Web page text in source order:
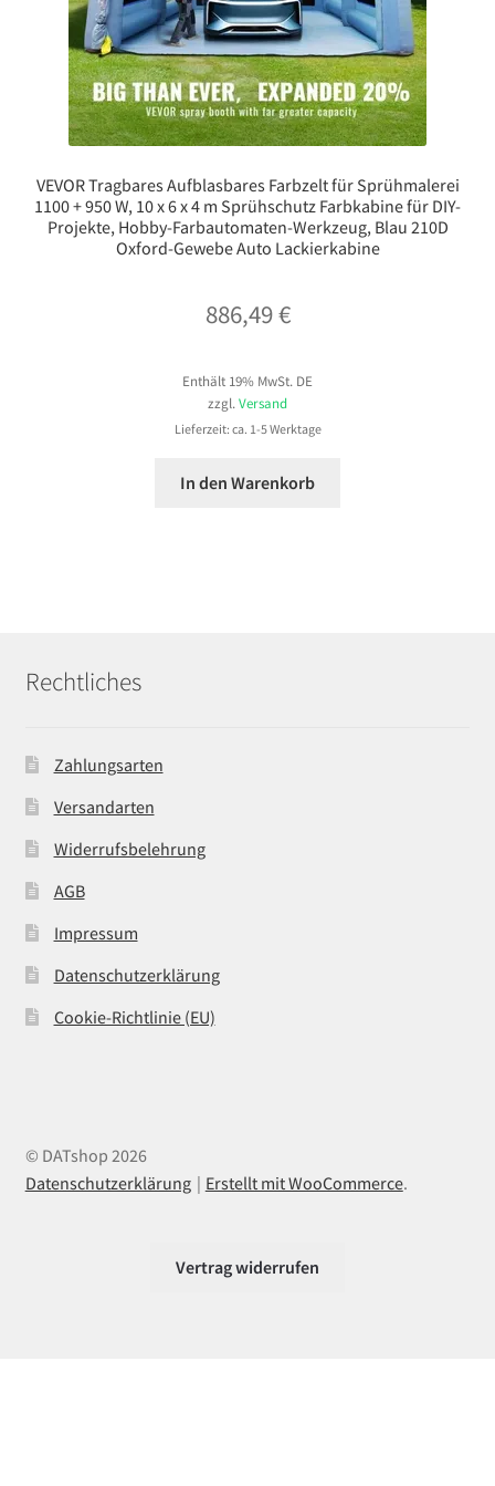
VEVOR Tragbares Aufblasbares Farbzelt für Sprühmalerei
1100 + 950 W, 10 x 6 x 4 m Sprühschutz Farbkabine für DIY-
Projekte, Hobby-Farbautomaten-Werkzeug, Blau 210D
Oxford-Gewebe Auto Lackierkabine
886,49€
Enthält 19% MwSt. DE
zzgl. Versand
Lieferzeit: ca. 1-5 Werktage
In den Warenkorb
Rechtliches
Zahlungsarten
Versandarten
Widerrufsbelehrung
AGB
Impressum
Datenschutzerklärung
Cookie-Richtlinie (EU)
© DATshop 2026
Datenschutzerklärung
Erstellt mit WooCommerce.
Vertrag widerrufen